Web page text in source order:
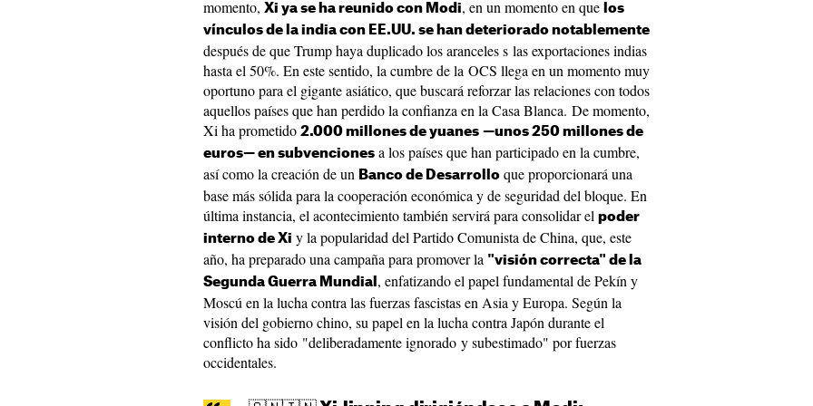
momento, Xi ya se ha reunido con Modi, en un momento en que los
vínculos de la india con EE.UU. se han deteriorado notablemente
después de que Trump haya duplicado los aranceles s las exportaciones indias
hasta el 50%. En este sentido, la cumbre de la OCS llega en un momento muy
oportuno para el gigante asiático, que buscará reforzar las relaciones con todos
aquellos países que han perdido la confianza en la Casa Blanca. De momento,
Xi ha prometido 2.000 millones de yuanes —unos 250 millones de
euros— en subvenciones a los países que han participado en la cumbre,
así como la creación de un Banco de Desarrollo que proporcionará una
base más sólida para la cooperación económica y de seguridad del bloque. En
última instancia, el acontecimiento también servirá para consolidar el poder
interno de Xi y la popularidad del Partido Comunista de China, que, este
año, ha preparado una campaña para promover la "visión correcta" de la
Segunda Guerra Mundial , enfatizando el papel fundamental de Pekín y
Moscú en la lucha contra las fuerzas fascistas en Asia y Europa. Según la
visión del gobierno chino, su papel en la lucha contra Japón durante el
conflicto ha sido "deliberadamente ignorado y subestimado" por fuerzas
occidentales.